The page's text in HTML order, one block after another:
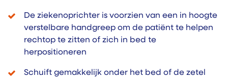
De ziekenoprichter is voorzien van een in hoogte
verstelbare handgreep om de patiënt te helpen
rechtop te zitten of zich in bed te
herpositioneren
Schuift gemakkelijk onder het bed of de zetel